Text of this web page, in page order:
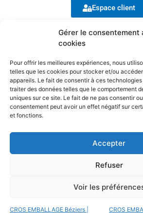
Gérer le consentement
cookies
Pour offrir les meilleures expériences, nous
telles que les cookies pour stocker et/ou
appareils. Le fait de consentir à ces
traiter des données telles que le comportement
uniques sur ce site. Le fait de ne pas consentir
consentement peut avoir un effet négatif sur
et fonctions.
Accepter
Refuser
Voir les
CROS EMBALLAGE Béziers | CROS
Espace client
COORDONNÉES
19 Rue des Artisans, 34500 Béziers
04 67 76 30 24
commandes@crosemballage.com
– ©2023 Cros Emballage –